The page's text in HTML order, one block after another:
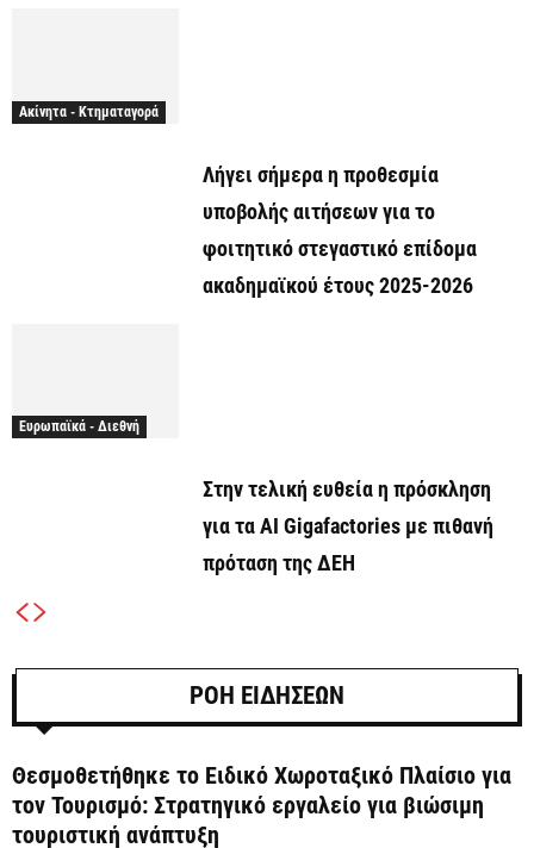
Ακίνητα - Κτηματαγορά
Λήγει σήμερα η προθεσμία
υποβολής αιτήσεων για το
φοιτητικό στεγαστικό επίδομα
ακαδημαϊκού έτους 2025-2026
Ευρωπαϊκά - Διεθνή
Στην τελική ευθεία η πρόσκληση
για τα AI Gigafactories με πιθανή
πρόταση της ΔΕΗ
ΡΟΗ ΕΙΔΗΣΕΩΝ
Θεσμοθετήθηκε το Ειδικό Χωροταξικό Πλαίσιο για
τον Τουρισμό: Στρατηγικό εργαλείο για βιώσιμη
τουριστική ανάπτυξη